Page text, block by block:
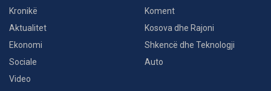
Kronikë
Aktualitet
Ekonomi
Sociale
Video
Koment
Kosova dhe Rajoni
Shkencë dhe Teknologji
Auto